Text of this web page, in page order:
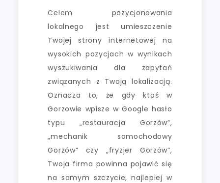
Celem pozycjonowania
lokalnego jest umieszczenie
Twojej strony internetowej na
wysokich pozycjach w wynikach
wyszukiwania dla zapytań
związanych z Twoją lokalizacją.
Oznacza to, że gdy ktoś w
Gorzowie wpisze w Google hasło
typu „restauracja Gorzów”,
„mechanik samochodowy
Gorzów” czy „fryzjer Gorzów”,
Twoja firma powinna pojawić się
na samym szczycie, najlepiej w